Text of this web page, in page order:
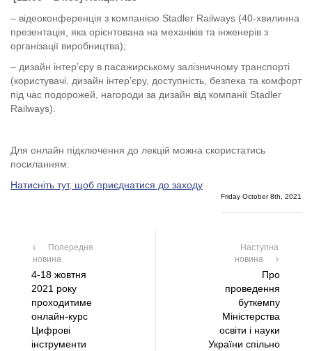
– відеоконференція з компанією Stadler Railways (40-хвилинна
презентація, яка орієнтована на механіків та інженерів з
організації виробництва);
– дизайн інтер’єру в пасажирському залізничному транспорті
(користувачі, дизайн інтер’єру, доступність, безпека та комфорт
під час подорожей, нагороди за дизайн від компанії Stadler
Railways).
Для онлайн підключення до лекцій можна скористатись
посиланням:
Натисніть тут, щоб приєднатися до заходу
Friday October 8th, 2021
Попередня
новина
4-18 жовтня
2021 року
проходитиме
онлайн-курс
Цифрові
інструменти
Наступна
новина
Про
проведення
буткемпу
Міністерства
освіти і науки
України спільно